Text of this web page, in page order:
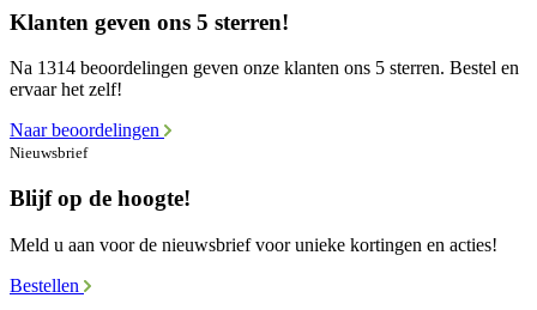
Klanten geven ons 5 sterren!
Na 1314 beoordelingen geven onze klanten ons 5 sterren. Bestel en
ervaar het zelf!
Naar beoordelingen
Nieuwsbrief
Blijf op de hoogte!
Meld u aan voor de nieuwsbrief voor unieke kortingen en acties!
Bestellen